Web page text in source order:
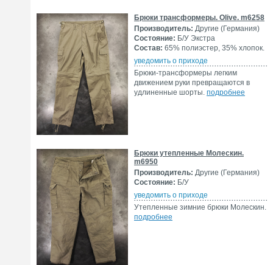
Брюки трансформеры. Olive. m6258
Производитель: Другие (Германия)
Состояние: Б/У Экстра
Состав: 65% полиэстер, 35% хлопок.
уведомить о приходе
Брюки-трансформеры легким
движением руки превращаются в
удлиненные шорты. подробнее
Брюки утепленные Молескин.
m6950
Производитель: Другие (Германия)
Состояние: Б/У
уведомить о приходе
Утепленные зимние брюки Молескин.
подробнее